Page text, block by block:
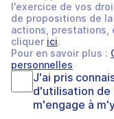
l'exercice de vos
de propositions de la
actions, prestations,
cliquer ici.
Pour en savoir plus :
personnelles
J'ai pris
d'utilisation de
m'engage à